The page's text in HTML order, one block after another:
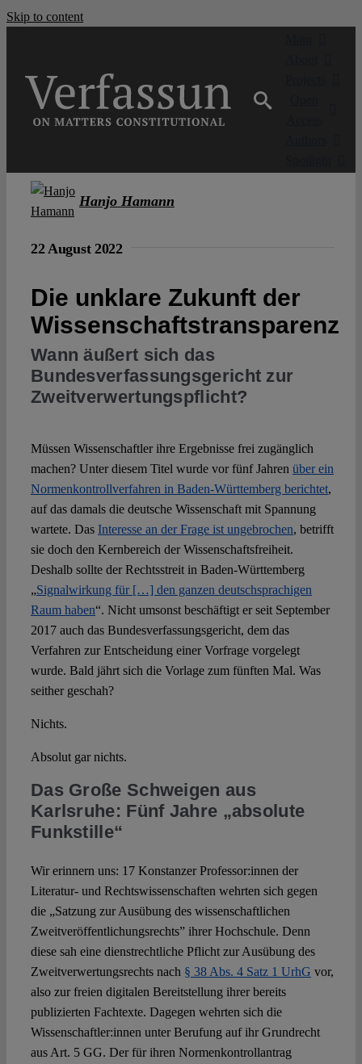
Skip to content
Hanjo Hamann
22 August 2022
Die unklare Zukunft der
Wissenschaftstransparenz
Wann äußert sich das
Bundesverfassungsgericht zur
Zweitverwertungspflicht?
Müssen Wissenschaftler ihre Ergebnisse frei zugänglich
machen? Unter diesem Titel wurde vor fünf Jahren über ein
Normenkontrollverfahren in Baden-Württemberg berichtet,
auf das damals die deutsche Wissenschaft mit Spannung
wartete. Das Interesse an der Frage ist ungebrochen, betrifft
sie doch den Kernbereich der Wissenschaftsfreiheit.
Deshalb sollte der Rechtsstreit in Baden-Württemberg
„Signalwirkung für […] den ganzen deutschsprachigen
Raum haben“. Nicht umsonst beschäftigt er seit September
2017 auch das Bundesverfassungsgericht, dem das
Verfahren zur Entscheidung einer Vorfrage vorgelegt
wurde. Bald jährt sich die Vorlage zum fünften Mal. Was
seither geschah?
Nichts.
Absolut gar nichts.
Das Große Schweigen aus
Karlsruhe: Fünf Jahre „absolute
Funkstille“
Wir erinnern uns: 17 Konstanzer Professor:innen der
Literatur- und Rechtswissenschaften wehrten sich gegen
die „Satzung zur Ausübung des wissenschaftlichen
Zweitveröffentlichungsrechts” ihrer Hochschule. Denn
diese sah eine dienstrechtliche Pflicht zur Ausübung des
Zweitverwertungsrechts nach § 38 Abs. 4 Satz 1 UrhG vor,
also zur freien digitalen Bereitstellung ihrer bereits
publizierten Fachtexte. Dagegen wehrten sich die
Wissenschaftler:innen unter Berufung auf ihr Grundrecht
aus Art. 5 GG. Der für ihren Normenkontrollantrag